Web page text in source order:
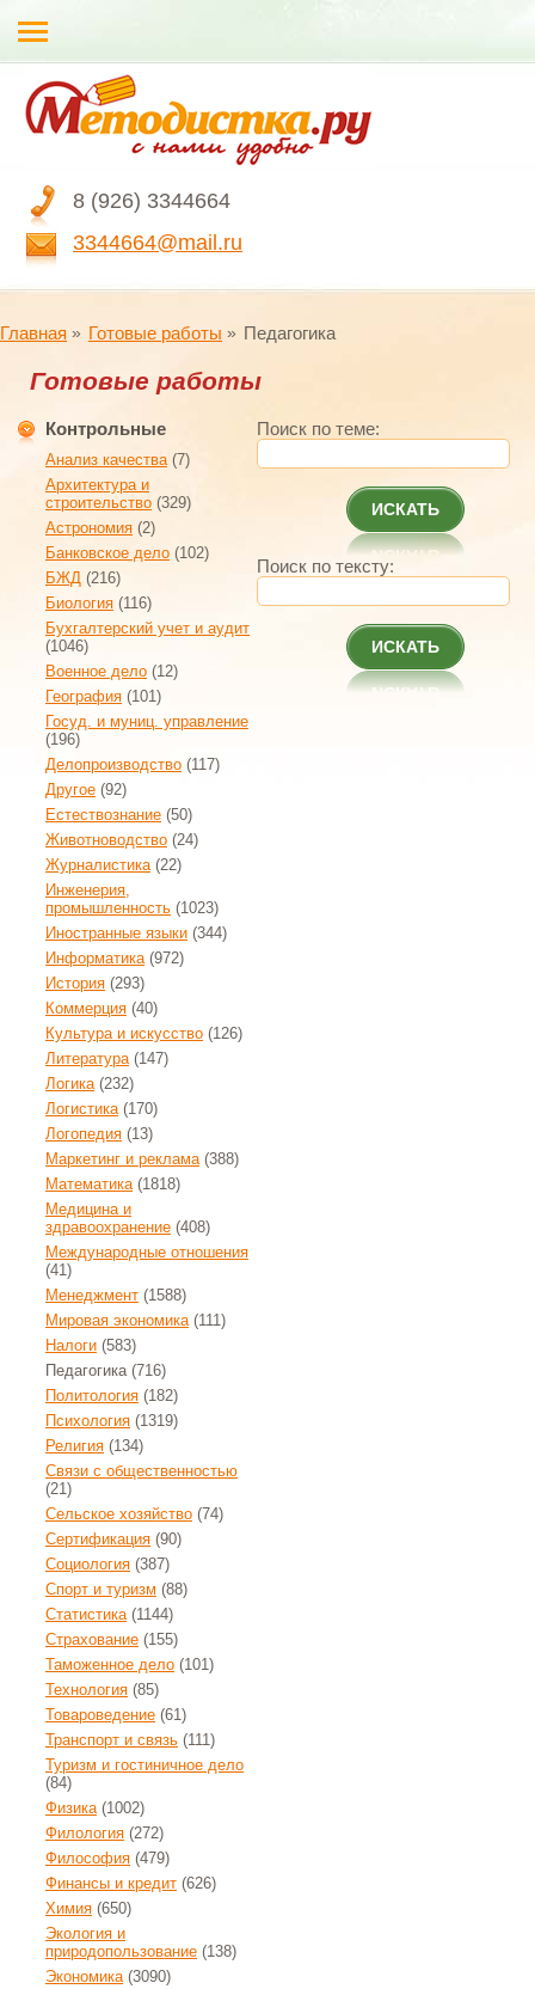
8 (926) 3344664
3344664@mail.ru
Главная Готовые работы Педагогика
Готовые работы
Контрольные
Анализ качества(7)
Архитектура и
строительство (329)
Астрономия (2)
Банковское дело (102)
БЖД (216)
Биология (116)
Бухгалтерский учет и аудит
(1046)
Военное дело (12)
География (101)
Госуд. и муниц. управление
(196)
Делопроизводство (117)
Другое (92)
Естествознание (50)
Животноводство (24)
Журналистика(22)
Инженерия,
промышленность (1023)
Иностранные языки (344)
Информатика(972)
История (293)
Коммерция (40)
Культура и искусство (126)
Литература(147)
Логика(232)
Логистика(170)
Логопедия (13)
Маркетинг и реклама(388)
Математика(1818)
Медицина и
здравоохранение (408)
Международные отношения
(41)
Менеджмент (1588)
Мировая экономика(111)
Налоги (583)
Педагогика(716)
Политология (182)
Психология (1319)
Религия (134)
Связи с общественностью
(21)
Сельское хозяйство (74)
Сертификация (90)
Социология (387)
Спорт и туризм (88)
Статистика(1144)
Страхование (155)
Таможенное дело (101)
Технология (85)
Товароведение (61)
Транспорт и связь (111)
Туризм и гостиничное дело
(84)
Физика(1002)
Филология (272)
Философия (479)
Финансы и кредит (626)
Химия (650)
Экология и
природопользование (138)
Экономика(3090)
Поиск по теме:
ИСКАТЬ
Поиск по тексту:
ИСКАТЬ